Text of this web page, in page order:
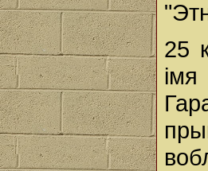
25